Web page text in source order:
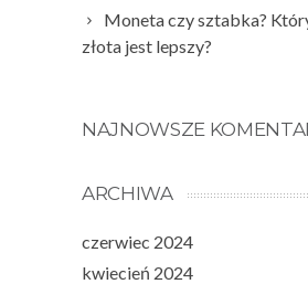
Moneta czy sztabka?
złota jest lepszy?
NAJNOWSZE
ARCHIWA
czerwiec 2024
kwiecień 2024